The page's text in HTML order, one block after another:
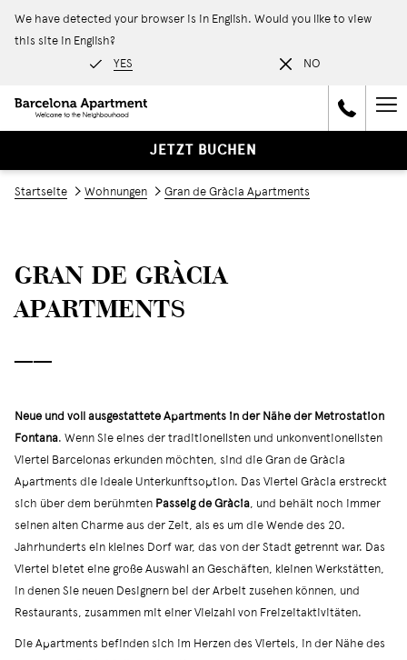
We have detected your browser is in English. Would you like to view
this site in English?
YES NO
JETZT BUCHEN
Startseite Wohnungen Gran de Gràcia Apartments
GRAN DE GRÀCIA
APARTMENTS
──
Neue und voll ausgestattete Apartments in der Nähe der Metrostation
Fontana. Wenn Sie eines der traditionellsten und unkonventionellsten
Viertel Barcelonas erkunden möchten, sind die Gran de Gràcia
Apartments die ideale Unterkunftsoption. Das Viertel Gràcia erstreckt
sich über dem berühmten Passeig de Gràcia, und behält noch immer
seinen alten Charme aus der Zeit, als es um die Wende des 20.
Jahrhunderts ein kleines Dorf war, das von der Stadt getrennt war. Das
Viertel bietet eine große Auswahl an Geschäften, kleinen Werkstätten,
in denen Sie neuen Designern bei der Arbeit zusehen können, und
Restaurants, zusammen mit einer Vielzahl von Freizeitaktivitäten.
Die Apartments befinden sich im Herzen des Viertels, in der Nähe des